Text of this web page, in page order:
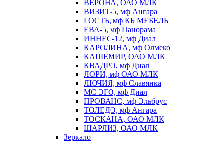
ВЕРОНА, ОАО МЛК
ВИЗИТ-5, мф Ангара
ГОСТЬ, мф КБ МЕБЕЛЬ
ЕВА-5, мф Панорама
ИННЕС-12, мф Диал
КАРОЛИНА, мф Олмеко
КАШЕМИР, ОАО МЛК
КВАДРО, мф Диал
ЛОРИ, мф ОАО МЛК
ЛЮЧИЯ, мф Славянка
МС ЭГО, мф Диал
ПРОВАНС, мф Эльбрус
ТОЛЕДО, мф Ангара
ТОСКАНА, ОАО МЛК
ШАРЛИЗ, ОАО МЛК
Зеркало